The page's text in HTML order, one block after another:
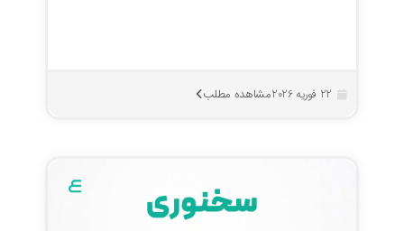
22 فوریه 2026 مشاهده مطلب